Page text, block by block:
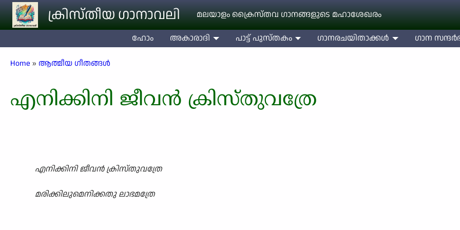
Skip to main contentക്രിസ്തീയ ഗാനാവലി മലയാളം ക്രൈസ്തവ ഗാനങ്ങളുടെ മഹാശേഖരം
ഹോം അകാരാദി പാട്ട് പുസ്തകം ഗാനരചയിതാക്കള്‍ ഗാന
Breadcrumb
Home ആത്മീയ ഗീതങ്ങൾ
എനിക്കിനി ജീവൻ ക്രിസ്തുവത്രേ
എനിക്കിനി ജീവൻ ക്രിസ്തുവത്രേ
മരിക്കിലുമെനിക്കതു ലാഭമത്രേ